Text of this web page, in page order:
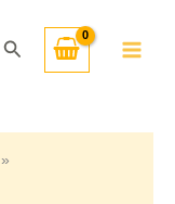
Hledat